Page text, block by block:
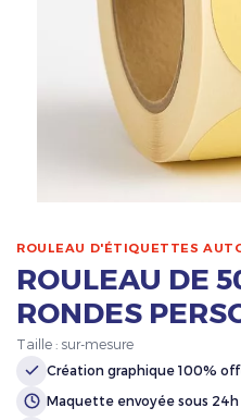
ROULEAU D'ÉTIQUETTES
ROULEAU DE
RONDES
Taille : sur-mesure
Création graphique 100%
Maquette envoyée sous 24h